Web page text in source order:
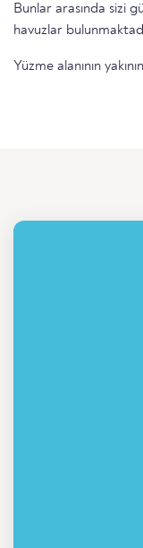
Bunlar arasında sizi
havuzlar
Yüzme alanının